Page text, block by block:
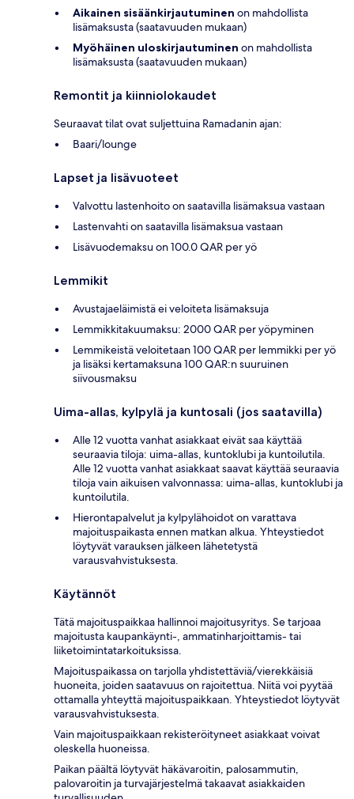
Aikainen sisäänkirjautuminen on mahdollista
lisämaksusta (saatavuuden mukaan)
Myöhäinen uloskirjautuminen on mahdollista
lisämaksusta (saatavuuden mukaan)
Remontit ja kiinniolokaudet
Seuraavat tilat ovat suljettuina Ramadanin ajan:
Baari/lounge
Lapset ja lisävuoteet
Valvottu lastenhoito on saatavilla lisämaksua vastaan
Lastenvahti on saatavilla lisämaksua vastaan
Lisävuodemaksu on 100.0 QAR per yö
Lemmikit
Avustajaeläimistä ei veloiteta lisämaksuja
Lemmikkitakuumaksu: 2000 QAR per yöpyminen
Lemmikeistä veloitetaan 100 QAR per lemmikki per yö
ja lisäksi kertamaksuna 100 QAR:n suuruinen
siivousmaksu
Uima-allas, kylpylä ja kuntosali (jos saatavilla)
Alle 12 vuotta vanhat asiakkaat eivät saa käyttää
seuraavia tiloja: uima-allas, kuntoklubi ja kuntoilutila.
Alle 12 vuotta vanhat asiakkaat saavat käyttää seuraavia
tiloja vain aikuisen valvonnassa: uima-allas, kuntoklubi ja
kuntoilutila.
Hierontapalvelut ja kylpylähoidot on varattava
majoituspaikasta ennen matkan alkua. Yhteystiedot
löytyvät varauksen jälkeen lähetetystä
varausvahvistuksesta.
Käytännöt
Tätä majoituspaikkaa hallinnoi majoitusyritys. Se tarjoaa
majoitusta kaupankäynti-, ammatinharjoittamis- tai
liiketoimintatarkoituksissa.
Majoituspaikassa on tarjolla yhdistettäviä/vierekkäisiä
huoneita, joiden saatavuus on rajoitettua. Niitä voi pyytää
ottamalla yhteyttä majoituspaikkaan. Yhteystiedot löytyvät
varausvahvistuksesta.
Vain majoituspaikkaan rekisteröityneet asiakkaat voivat
oleskella huoneissa.
Paikan päältä löytyvät häkävaroitin, palosammutin,
palovaroitin ja turvajärjestelmä takaavat asiakkaiden